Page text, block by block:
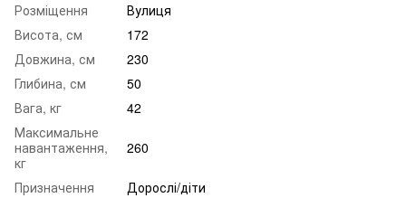
Розміщення
Вулиця
Висота, см
172
Довжина, см
230
Глибина, см
50
Вага, кг
42
Максимальне
навантаження,
кг
260
Призначення
Дорослі/діти